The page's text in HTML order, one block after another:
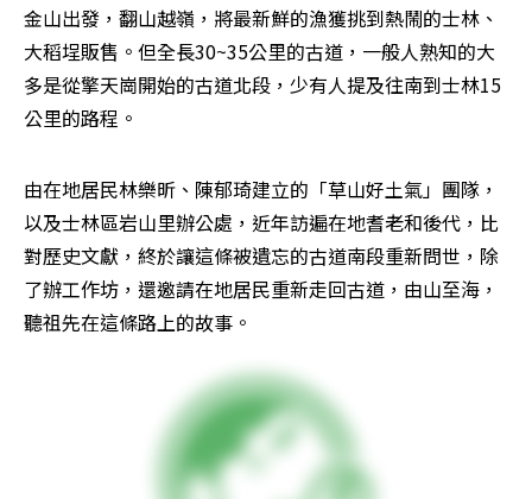
金山出發，翻山越嶺，將最新鮮的漁獲挑到熱鬧的士林、
大稻埕販售。但全長30~35公里的古道，一般人熟知的大
多是從擎天崗開始的古道北段，少有人提及往南到士林15
公里的路程。
由在地居民林樂昕、陳郁琦建立的「草山好土氣」團隊，
以及士林區岩山里辦公處，近年訪遍在地耆老和後代，比
對歷史文獻，終於讓這條被遺忘的古道南段重新問世，除
了辦工作坊，還邀請在地居民重新走回古道，由山至海，
聽祖先在這條路上的故事。